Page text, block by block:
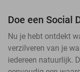
Doe een Social
Nu je hebt ontdekt
verzilveren van je
iedereen natuurlijk.